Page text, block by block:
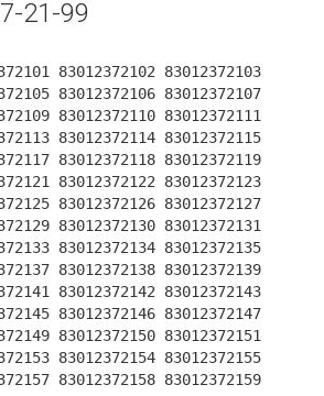
21-99
83012372102 83012372103
83012372106 83012372107
83012372110 83012372111
83012372114 83012372115
83012372118 83012372119
83012372122 83012372123
83012372126 83012372127
83012372130 83012372131
83012372134 83012372135
83012372138 83012372139
83012372142 83012372143
83012372146 83012372147
83012372150 83012372151
83012372154 83012372155
83012372158 83012372159